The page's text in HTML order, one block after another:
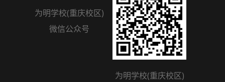
为明学校(重庆校区)
微信公众号
为明学校(重庆校区)